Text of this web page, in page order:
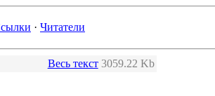
· Читатели
Весь текст 3059.22 Kb